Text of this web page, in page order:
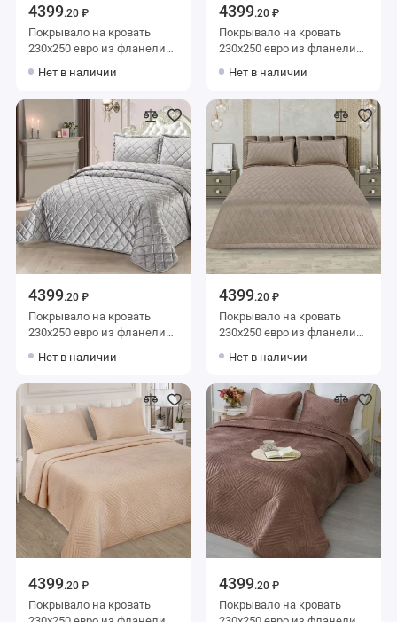
4399.20 ₽
Покрывало на кровать
230х250 евро из фланели
Нет в наличии
4399.20 ₽
Покрывало на кровать
230х250 евро из фланели
Нет в наличии
4399.20 ₽
Покрывало на кровать
230х250 евро из фланели
Нет в наличии
4399.20 ₽
Покрывало на кровать
230х250 евро из фланели
Нет в наличии
4399.20 ₽
Покрывало на кровать
4399.20 ₽
Покрывало на кровать